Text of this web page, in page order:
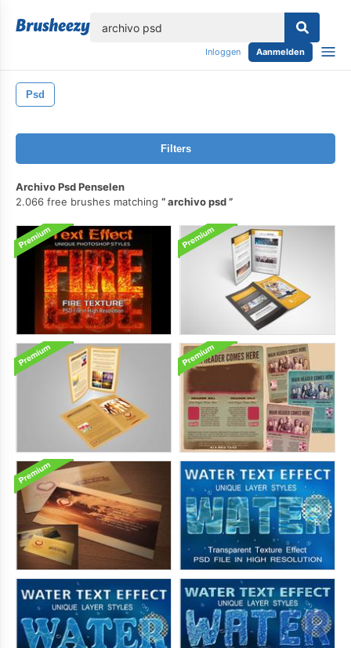
Inloggen Aanmelden
Psd
Filters
Archivo Psd Penselen
2.066 free brushes matching
archivo psd